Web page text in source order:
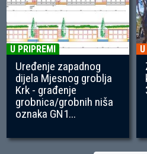
U PRIPREMI
Uređenje zapadnog
dijela Mjesnog groblja
Krk - građenje
grobnica/grobnih niša
oznaka GN1...